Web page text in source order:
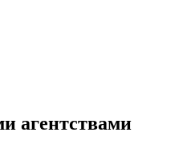
агентствами